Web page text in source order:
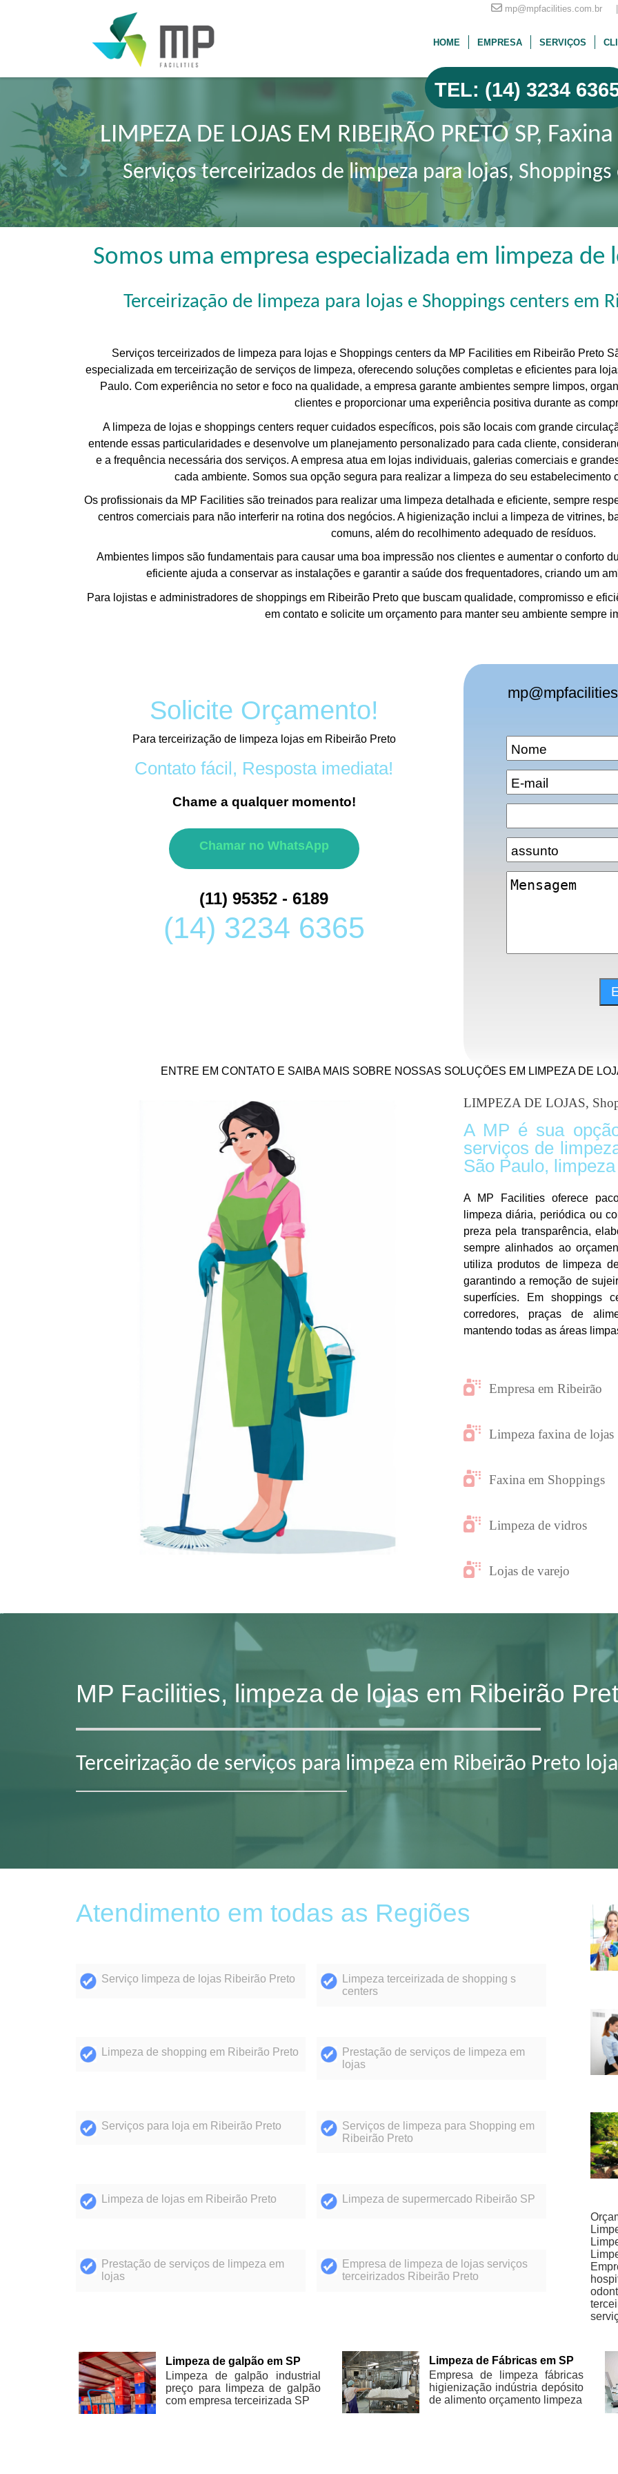
mp@mpfacilities.com.br
HOME EMPRESA SERVIÇOS
TEL: (14) 3234
LIMPEZA DE LOJAS EM RIBEIRÃO PRETO SP,
Serviços terceirizados de limpeza para lojas, Shoppings
Somos uma empresa especializada em limpeza de
Terceirização de limpeza para lojas e Shoppings centers em
Serviços terceirizados de limpeza para lojas e Shoppings centers da MP Facilities em Ribeirão Preto
especializada em terceirização de serviços de limpeza, oferecendo soluções completas e eficientes para
Paulo. Com experiência no setor e foco na qualidade, a empresa garante ambientes sempre limpos,
clientes e proporcionar uma experiência positiva durante as
A limpeza de lojas e shoppings centers requer cuidados específicos, pois são locais com grande
entende essas particularidades e desenvolve um planejamento personalizado para cada cliente,
e a frequência necessária dos serviços. A empresa atua em lojas individuais, galerias comerciais e
cada ambiente. Somos sua opção segura para realizar a limpeza do seu estabelecimento
Os profissionais da MP Facilities são treinados para realizar uma limpeza detalhada e eficiente, sempre
centros comerciais para não interferir na rotina dos negócios. A higienização inclui a limpeza de vitrines,
comuns, além do recolhimento adequado de resíduos.
Ambientes limpos são fundamentais para causar uma boa impressão nos clientes e aumentar o conforto
eficiente ajuda a conservar as instalações e garantir a saúde dos frequentadores, criando um
Para lojistas e administradores de shoppings em Ribeirão Preto que buscam qualidade, compromisso e
em contato e solicite um orçamento para manter seu ambiente sempre
Solicite Orçamento!
Para terceirização de limpeza lojas em Ribeirão Preto
Contato fácil, Resposta imediata!
Chame a qualquer momento!
Chamar no WhatsApp
(11) 95352 - 6189
(14) 3234 6365
ENTRE EM CONTATO E SAIBA MAIS SOBRE NOSSAS SOLUÇÕES EM LIMPEZA DE
LIMPEZA DE LOJAS,
A MP é sua
serviços de
São Paulo,
A MP Facilities oferece
limpeza diária, periódica ou
preza pela transparência,
sempre alinhados ao
utiliza produtos de limpeza
garantindo a remoção de
superfícies. Em shoppings
corredores, praças de
mantendo todas as áreas
Empresa em Ribeirão
Limpeza faxina de lojas
Faxina em Shoppings
Limpeza de vidros
Lojas de varejo
MP Facilities, limpeza de lojas em Ribeirão
Terceirização de serviços para limpeza em Ribeirão Preto
Atendimento em todas as Regiões
Serviço limpeza de lojas Ribeirão Preto
Limpeza terceirizada de shopping s
centers
Limpeza de shopping em Ribeirão Preto
Prestação de serviços de limpeza em
lojas
Serviços para loja em Ribeirão Preto
Serviços de limpeza para Shopping em
Ribeirão Preto
Limpeza de lojas em Ribeirão Preto Limpeza de supermercado Ribeirão SP
Prestação de serviços de limpeza em
lojas
Empresa de limpeza de lojas serviços
terceirizados Ribeirão Preto
Limpeza de galpão em SP
Limpeza de galpão industrial
preço para limpeza de galpão
com empresa terceirizada SP
Limpeza de Fábricas em SP
Empresa de limpeza fábricas
higienização indústria depósito
de alimento orçamento limpeza